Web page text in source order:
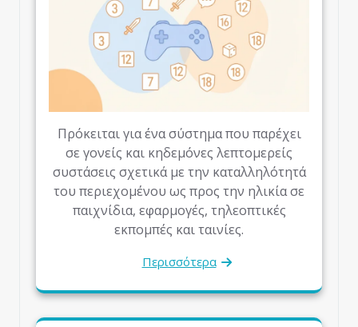
Πρόκειται για ένα σύστημα που παρέχει
σε γονείς και κηδεμόνες λεπτομερείς
συστάσεις σχετικά με την καταλληλότητά
του περιεχομένου ως προς την ηλικία σε
παιχνίδια, εφαρμογές, τηλεοπτικές
εκπομπές και ταινίες.
Περισσότερα